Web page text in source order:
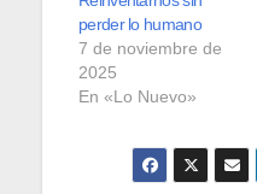
perder lo humano
7 de noviembre de
2025
En «Lo Nuevo»